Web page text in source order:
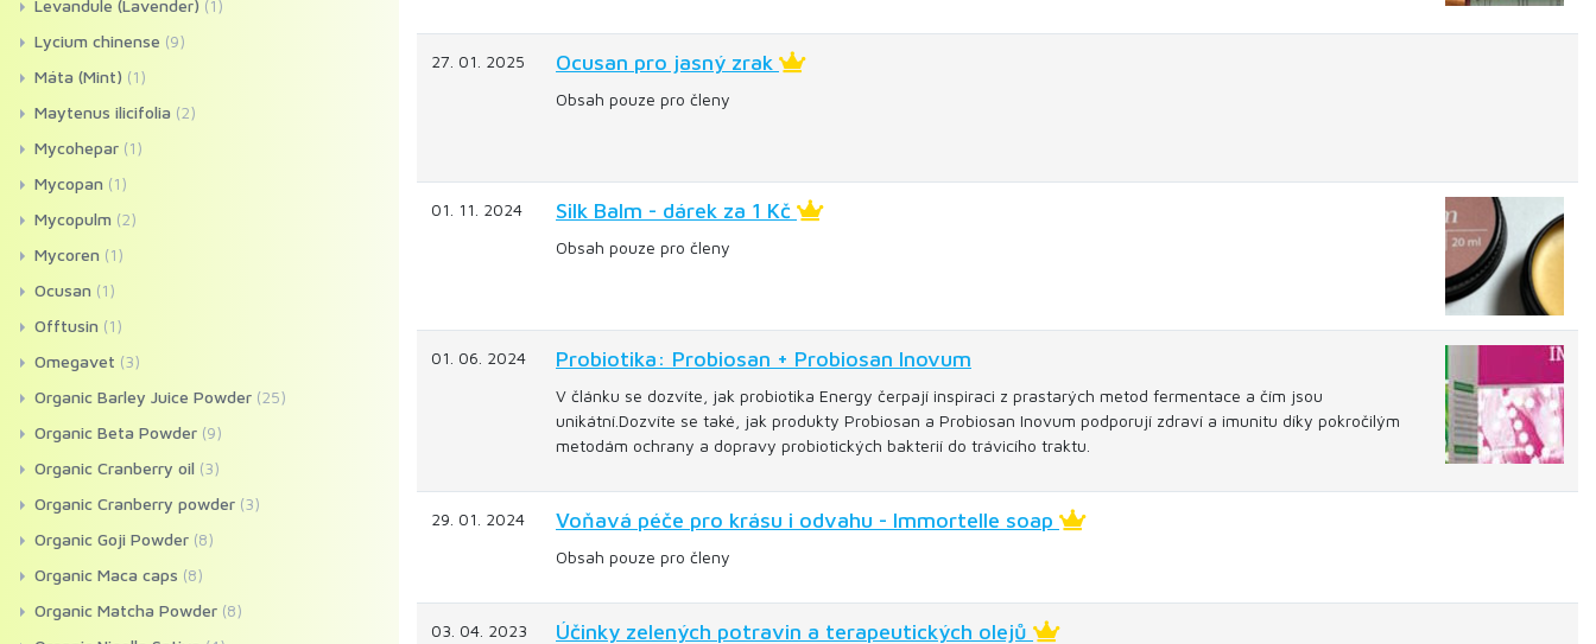
27. 01. 2025 Ocusan pro jasný zrak
Obsah pouze pro členy
01. 11. 2024 Silk Balm - dárek za 1 Kč
Obsah pouze pro členy
01. 06. 2024 Probiotika: Probiosan + Probiosan Inovum
V článku se dozvíte, jak probiotika Energy čerpají inspiraci z prastarých metod fermentace a čím jsou
unikátní.Dozvíte se také, jak produkty Probiosan a Probiosan Inovum podporují zdraví a imunitu díky pokročilým
metodám ochrany a dopravy probiotických bakterií do trávicího traktu.
29. 01. 2024 Voňavá péče pro krásu i odvahu - Immortelle soap
Obsah pouze pro členy
03. 04. 2023 Účinky zelených potravin a terapeutických olejů
Levandule (Lavender) (1)
Lycium chinense (9)
Máta (Mint) (1)
Maytenus ilicifolia (2)
Mycohepar (1)
Mycopan (1)
Mycopulm (2)
Mycoren (1)
Ocusan (1)
Offtusin (1)
Omegavet (3)
Organic Barley Juice Powder (25)
Organic Beta Powder (9)
Organic Cranberry oil (3)
Organic Cranberry powder (3)
Organic Goji Powder (8)
Organic Maca caps (8)
Organic Matcha Powder (8)